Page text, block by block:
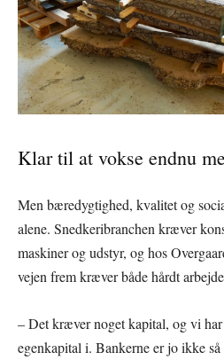
Klar til at vokse endnu
Men bæredygtighed, kvalitet og
alene. Snedkeribranchen kræver
maskiner og udstyr, og hos
vejen frem kræver både hårdt
– Det kræver noget kapital, og vi har
egenkapital i. Bankerne er jo ikke